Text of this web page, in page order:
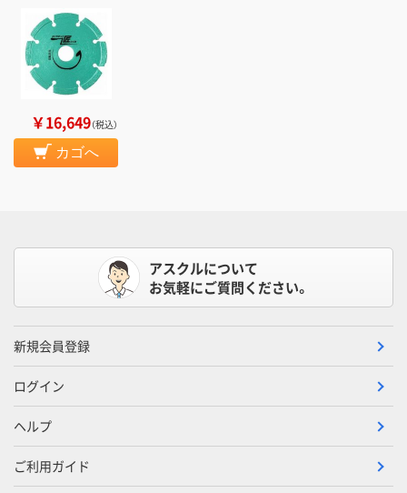
￥16,649（税込）
カゴへ
アスクルについて
お気軽にご質問ください。
新規会員登録
ログイン
ヘルプ
ご利用ガイド